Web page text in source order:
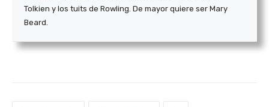
Tolkien y los tuits de Rowling. De mayor quiere ser Mary
Beard.